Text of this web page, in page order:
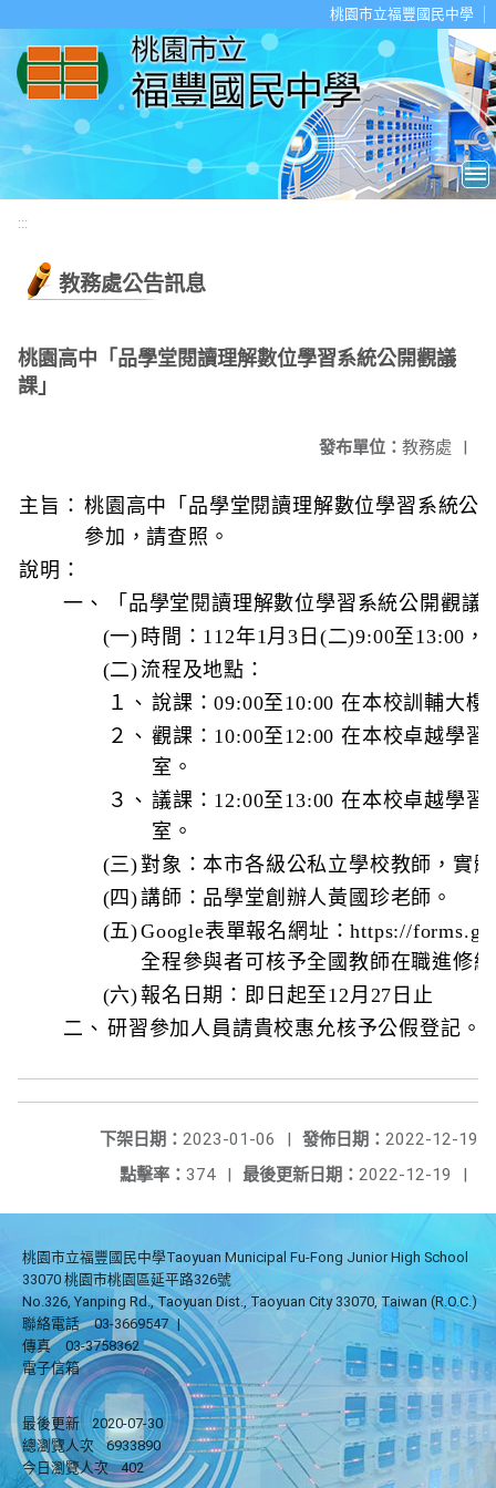
桃園市立福豐國民中學
:::
教務處公告訊息
桃園高中「品學堂閱讀理解數位學習系統公開觀議
課」
發布單位： 教務處 |
主旨： 桃園高中
「品學堂閱讀理解數位學習系統公
參加，請查照。
說明：
一、
「品學堂閱讀理解數位學習系統公開觀議
(一) 時間：112年1月3日(二)9:00至13:00，
(二) 流程及地點：
１、 說課：09:00至10:00 在本校訓輔大樓
２、 觀課：10:00至12:00 在本校卓越學
室。
３、 議課：12:00至13:00 在本校卓越學
室。
(三)對象：本市各級公私立學校教師，實
(四)講師：品學堂創辦人黃國珍老師。
(五)Google表單報名網址：https://
全程參與者可核予全國教師在職進修
(六)報名日期：即日起至12月27日止
二、 研習參加人員請貴校惠允核予公假登記。
發佈日期： 2022-12-19
下架日期： 2023-01-06
|
最後更新日期： 2022-12-19 |
點擊率： 374 |
桃園市立福豐國民中學Taoyuan Municipal Fu-Fong Junior High School
33070 桃園市桃園區延平路326號
No.326, Yanping Rd., Taoyuan Dist., Taoyuan City 33070, Taiwan (R.O.C.)
聯絡電話
03-3669547 |
傳真
03-3758362
電子信箱
最後更新
2020-07-30
總瀏覽人次
6933890
今日瀏覽人次
402